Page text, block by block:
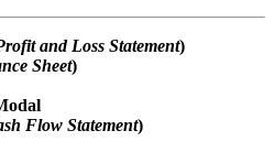
and Loss Statement)
Sheet)
Flow Statement)